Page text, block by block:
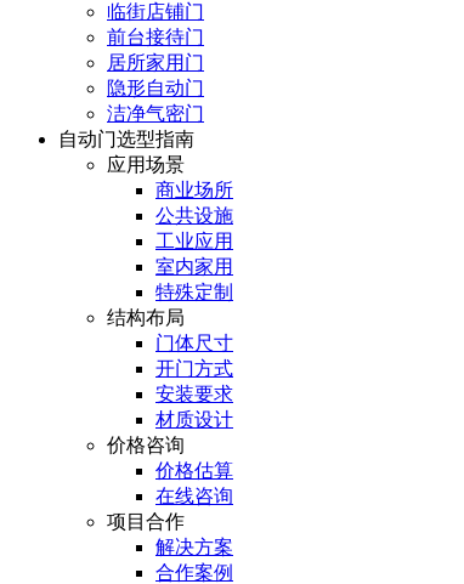
临街店铺门
前台接待门
居所家用门
隐形自动门
洁净气密门
自动门选型指南
应用场景
商业场所
公共设施
工业应用
室内家用
特殊定制
结构布局
门体尺寸
开门方式
安装要求
材质设计
价格咨询
价格估算
在线咨询
项目合作
解决方案
合作案例